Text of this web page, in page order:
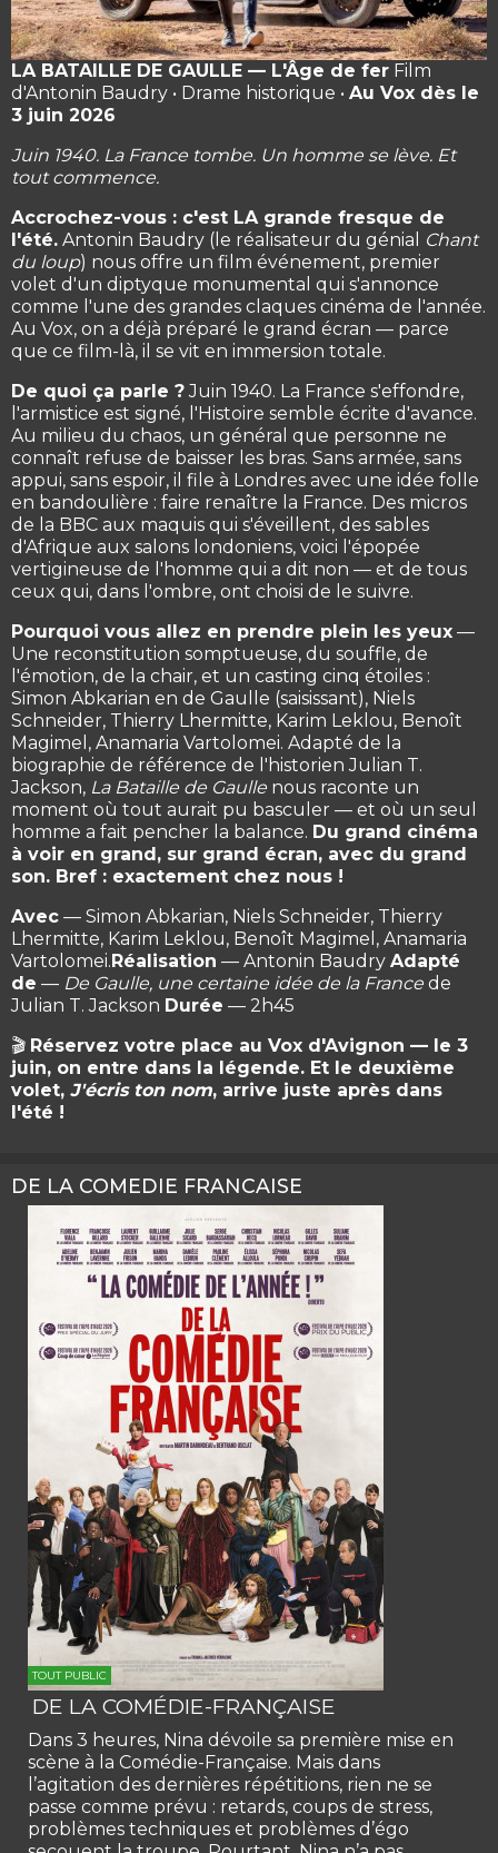
LA BATAILLE DE GAULLE — L'Âge de fer Film
d'Antonin Baudry • Drame historique • Au Vox dès le
3 juin 2026
Juin 1940. La France tombe. Un homme se lève. Et
tout commence.
Accrochez-vous : c'est LA grande fresque de
l'été. Antonin Baudry (le réalisateur du génial
Chant
du loup) nous offre un film événement, premier
volet d'un diptyque monumental qui s'annonce
comme l'une des grandes claques cinéma de l'année.
Au Vox, on a déjà préparé le grand écran — parce
que ce film-là, il se vit en immersion totale.
De quoi ça parle ?Juin 1940. La France s'effondre,
l'armistice est signé, l'Histoire semble écrite d'avance.
Au milieu du chaos, un général que personne ne
connaît refuse de baisser les bras. Sans armée, sans
appui, sans espoir, il file à Londres avec une idée folle
en bandoulière : faire renaître la France. Des micros
de la BBC aux maquis qui s'éveillent, des sables
d'Afrique aux salons londoniens, voici l'épopée
vertigineuse de l'homme qui a dit non — et de tous
ceux qui, dans l'ombre, ont choisi de le suivre.
Pourquoi vous allez en prendre plein les yeux —
Une reconstitution somptueuse, du souffle, de
l'émotion, de la chair, et un casting cinq étoiles :
Simon Abkarian en de Gaulle (saisissant), Niels
Schneider, Thierry Lhermitte, Karim Leklou, Benoît
Magimel, Anamaria Vartolomei. Adapté de la
biographie de référence de l'historien Julian T.
Jackson, La Bataille de Gaulle nous raconte un
moment où tout aurait pu basculer — et où un seul
homme a fait pencher la balance. Du grand cinéma
à voir en grand, sur grand écran, avec du grand
son. Bref : exactement chez nous !
Avec — Simon Abkarian, Niels Schneider, Thierry
Lhermitte, Karim Leklou, Benoît Magimel, Anamaria
Vartolomei. Réalisation — Antonin Baudry Adapté
de — De Gaulle, une certaine idée de la France de
Julian T. Jackson Durée — 2h45
🎬 Réservez votre place au Vox d'Avignon — le 3
juin, on entre dans la légende. Et le deuxième
volet, J'écris ton nom, arrive juste après dans
l'été !
DE LA COMEDIE FRANCAISE
TOUT PUBLIC
DE LA COMÉDIE-FRANÇAISE
Dans 3 heures, Nina dévoile sa première mise en
scène à la Comédie-Française. Mais dans
l’agitation des dernières répétitions, rien ne se
passe comme prévu : retards, coups de stress,
problèmes techniques et problèmes d’égo